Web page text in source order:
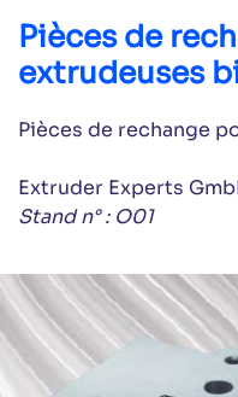
Pièces de
extrudeuses
Pièces de rechange
Extruder Experts
Stand n° : O01